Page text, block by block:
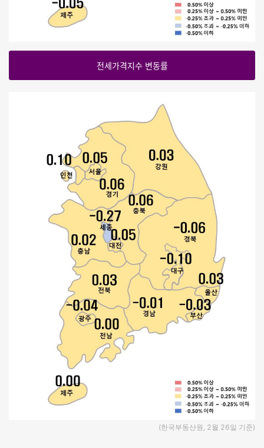
전세가격지수 변동률
(한국부동산원, 2월 26일 기준)